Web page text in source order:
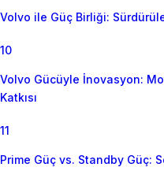
Volvo ile Güç Birliği:
10
Volvo Gücüyle İnovasyon:
Katkısı
11
Prime Güç vs. Standby Güç: